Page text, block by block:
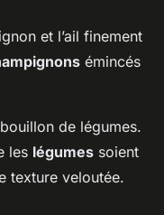
et l’ail finement
émincés
de légumes.
les légumes soient
texture veloutée.